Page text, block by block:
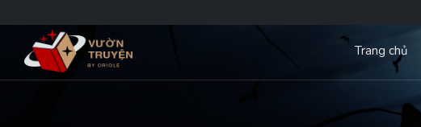
Trang chủ